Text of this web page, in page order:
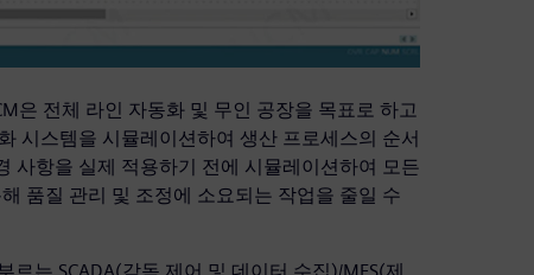
은 전체 라인 자동화 및 무인 공장을 목표로 하고
시스템을 시뮬레이션하여 생산 프로세스의 순서
사항을 실제 적용하기 전에 시뮬레이션하여 모든
품질 관리 및 조정에 소요되는 작업을 줄일 수